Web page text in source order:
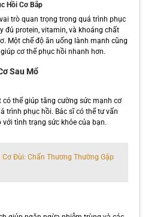
Hồi Cơ Bắp
trò quan trọng trong quá trình phục
đủ protein, vitamin, và khoáng chất
Một chế độ ăn uống lành mạnh cũng
cơ thể phục hồi nhanh hơn.
Sau Mổ
thể giúp tăng cường sức mạnh cơ
trình phục hồi. Bác sĩ có thể tư vấn
tình trạng sức khỏe của bạn.
Cơ Đùi: Chấn Thương Thường Gặp